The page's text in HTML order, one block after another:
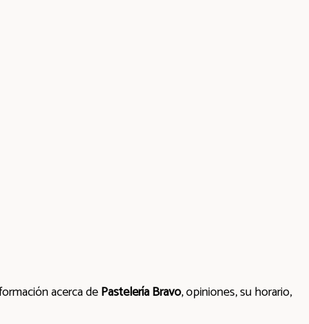
acerca dePastelería Bravo, opiniones, su horario,